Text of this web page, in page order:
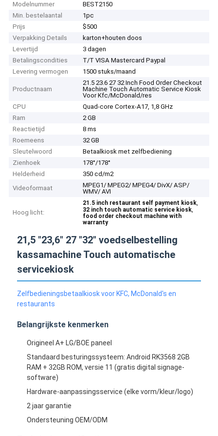
Modelnummer
BEST2150
Min. bestelaantal
1pc
Prijs
$500
Verpakking Details
karton+houten doos
Levertijd
3 dagen
Betalingscondities
T/T VISA Mastercard Paypal
Levering vermogen
1500 stuks/maand
Productnaam
21.5 23.6 27 32 Inch Food Order Checkout
Machine Touch Automatic Service Kiosk
Voor Kfc/McDonald/res
CPU
Quad-core Cortex-A17, 1,8 GHz
Ram
2 GB
Reactietijd
8 ms
Roemeens
32 GB
Sleutelwoord
Betaalkiosk met zelfbediening
Zienhoek
178°/178°
Helderheid
350 cd/m2
Videoformaat
MPEG1/ MPEG2/ MPEG4/ DivX/ ASP/
WMV/ AVI
Hoog licht:
21.5 inch restaurant self payment kiosk,
32 inch touch automatic service kiosk,
food order checkout machine with
warranty
21,5 "23,6" 27 "32" voedselbestelling
kassamachine Touch automatische
servicekiosk
Zelfbedieningsbetaalkiosk voor KFC, McDonald's en
restaurants
Belangrijkste kenmerken
Origineel A+ LG/BOE paneel
Standaard besturingssysteem: Android RK3568 2GB
RAM + 32GB ROM, versie 11 (gratis digital signage-
software)
Hardware-aanpassingsservice (elke vorm/kleur/logo)
2 jaar garantie
Ondersteuning OEM/ODM